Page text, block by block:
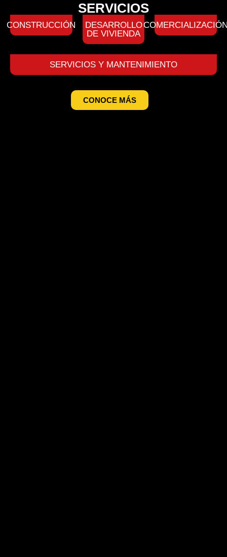
SERVICIOS
CONSTRUCCIÓN
DESARROLLO
DE VIVIENDA
SERVICIOS Y MANTENIMIENTO
CONOCE MÁS